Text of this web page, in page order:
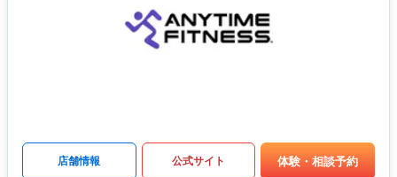
店舗情報 公式サイト 体験・相談予約